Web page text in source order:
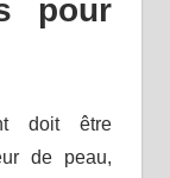
pour
doit être
de peau,